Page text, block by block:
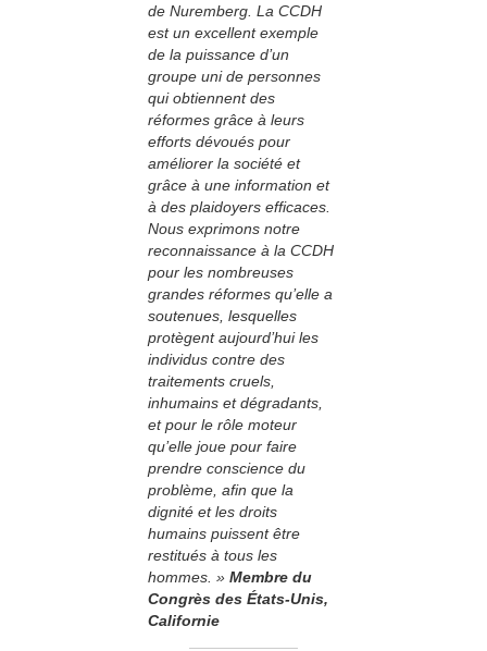
de Nuremberg. La CCDH
est un excellent exemple
de la puissance d’un
groupe uni de personnes
qui obtiennent des
réformes grâce à leurs
efforts dévoués pour
améliorer la société et
grâce à une information et
à des plaidoyers efficaces.
Nous exprimons notre
reconnaissance à la CCDH
pour les nombreuses
grandes réformes qu’elle a
soutenues, lesquelles
protègent aujourd’hui les
individus contre des
traitements cruels,
inhumains et dégradants,
et pour le rôle moteur
qu’elle joue pour faire
prendre conscience du
problème, afin que la
dignité et les droits
humains puissent être
restitués à tous les
hommes. » Membre du
Congrès des États-Unis,
Californie